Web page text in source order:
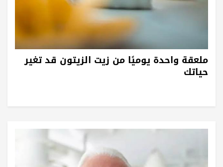
ملعقة واحدة يوميًا من زيت الزيتون قد تغير
حياتك